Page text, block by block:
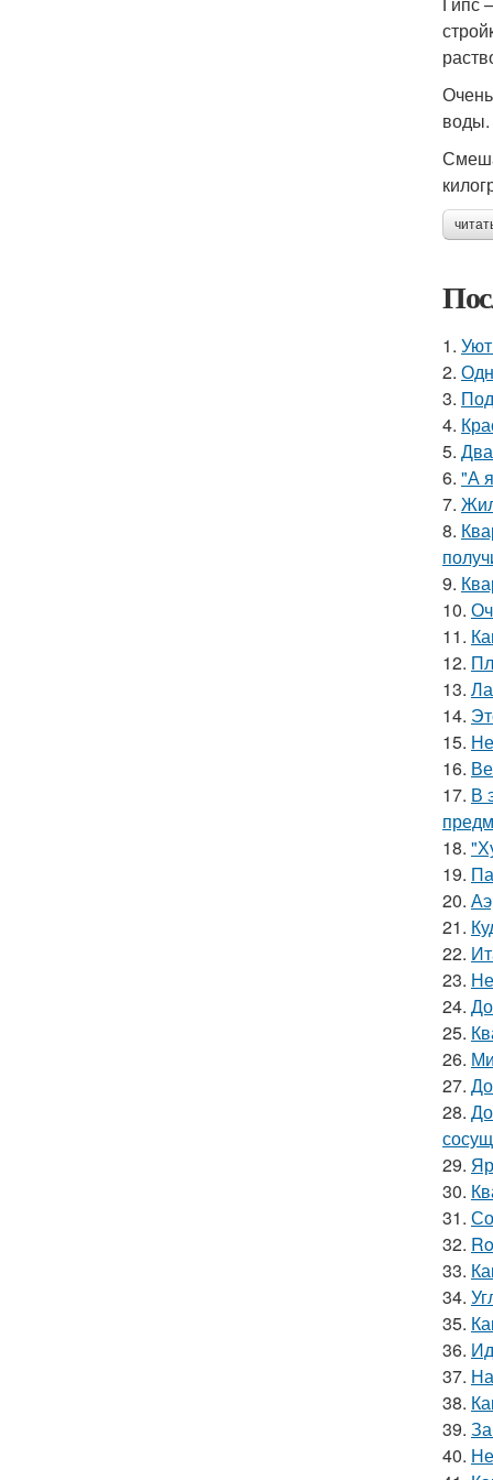
воды.
1.
2.
3.
4.
5.
6. "А
7.
8.
9.
10.
11.
12.
13.
14.
15.
16.
17. В
18.
19.
20.
21.
22.
23.
24.
25.
26.
27.
28.
29.
30.
31.
32.
33.
34.
35.
36.
37.
38.
39.
40.